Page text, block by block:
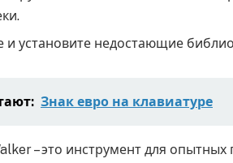
и установите недостающие
Знак евро на клавиатуре
– это инструмент для